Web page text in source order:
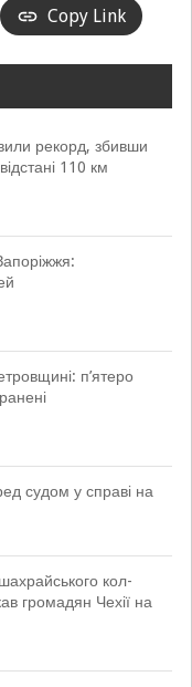
Copy Link
рекорд, збивши
110 км
п’ятеро
судом у справі на
кол-
громадян Чехії на